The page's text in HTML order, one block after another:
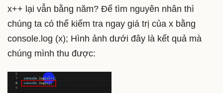
x++ lại vẫn bằng năm? Để tìm nguyên nhân thì
chúng ta có thể kiểm tra ngay giá trị của x bằng
console.log (x); Hình ảnh dưới đây là kết quả mà
chúng mình thu được: